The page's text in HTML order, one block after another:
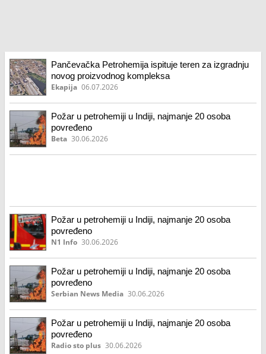
Pančevačka Petrohemija ispituje teren za izgradnju
novog proizvodnog kompleksa
Ekapija 06.07.2026
Požar u petrohemiji u Indiji, najmanje 20 osoba
povređeno
Beta 30.06.2026
Požar u petrohemiji u Indiji, najmanje 20 osoba
povređeno
N1 Info 30.06.2026
Požar u petrohemiji u Indiji, najmanje 20 osoba
povređeno
Serbian News Media 30.06.2026
Požar u petrohemiji u Indiji, najmanje 20 osoba
povređeno
Radio sto plus 30.06.2026